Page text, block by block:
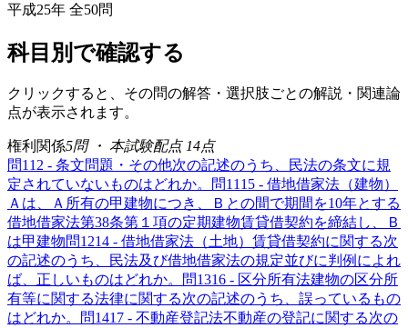
平成25年 全50問
科目別で確認する
クリックすると、その問の解答・選択肢ごとの解説・関連論
点が表示されます。
権利関係5問 ・ 本試験配点14点
問112 - 条文問題・その他次の記述のうち、民法の条文に規
定されていないものはどれか。
問1115 - 借地借家法（建物）
Ａは、Ａ所有の甲建物につき、Ｂとの間で期間を10年とする
借地借家法第38条第１項の定期建物賃貸借契約を締結し、Ｂ
は甲建物問1214 - 借地借家法（土地） 賃貸借契約に関する次
の記述のうち、民法及び借地借家法の規定並びに判例によれ
ば、正しいものはどれか。
問1316 - 区分所有法建物の区分所
有等に関する法律に関する次の記述のうち、誤っているもの
はどれか。
問1417 - 不動産登記法不動産の登記に関する次の